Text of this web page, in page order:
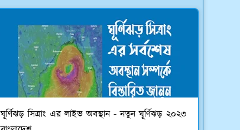
ঘূর্ণিঝড় সিত্রাং এর লাইভ অবস্থান - নতুন ঘূর্ণিঝড় ২০২৩